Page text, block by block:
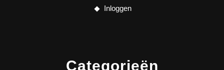
Inloggen
Categorieën